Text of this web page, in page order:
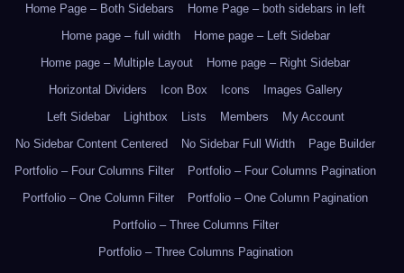
Home Page – Both Sidebars
Home Page – both sidebars in left
Home page – full width
Home page – Left Sidebar
Home page – Multiple Layout
Home page – Right Sidebar
Horizontal Dividers
Icon Box Icons
Images Gallery
Left Sidebar
Lightbox Lists Members
My Account
No Sidebar Content Centered
No Sidebar Full Width
Page Builder
Portfolio – Four Columns Filter
Portfolio – Four Columns Pagination
Portfolio – One Column Filter
Portfolio – One Column Pagination
Portfolio – Three Columns Filter
Portfolio – Three Columns Pagination